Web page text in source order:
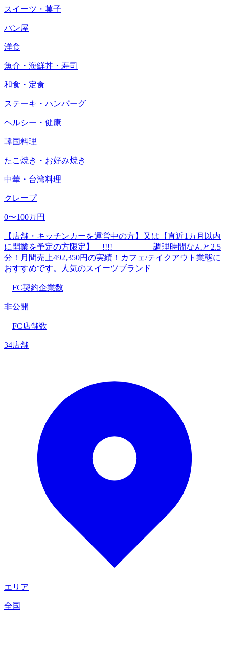
スイーツ・菓子
パン屋
洋食
魚介・海鮮丼・寿司
和食・定食
ステーキ・ハンバーグ
ヘルシー・健康
韓国料理
たこ焼き・お好み焼き
中華・台湾料理
クレープ
0〜100万円
【店舗・キッチンカーを運営中の方】又は【直近1カ月以内
に開業を予定の方限定】 !!!! 調理時間なんと2.5
分！月間売上492,350円の実績！カフェ/テイクアウト業態に
おすすめです。人気のスイーツブランド
FC契約企業数
非公開
FC店舗数
34店舗
エリア
全国